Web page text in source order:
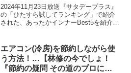
2024年11月23日放送『サタデープラス』
の「ひたすら試してランキング」で紹介
された、あったかインナーBest5を紹介。
性・速乾性・コスパで徹底比較した結果
をまとめました。
エアコン(冷房)を節約しながら使
う方法！…【林修の今でしょ！
『節約の疑問 その道のプロに聞